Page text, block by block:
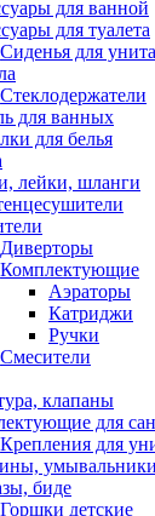
для ванной
для туалета
Сиденья для
Стеклодержатели
для ванных
для белья
лейки, шланги
Диверторы
Комплектующие
Аэраторы
Катриджи
Ручки
Смесители
клапаны
для
Крепления для
биде
Горшки детские